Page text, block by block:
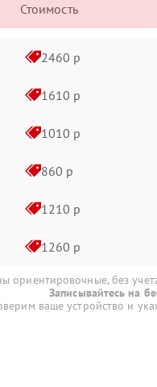
Стоимость
2460 р
1610 р
1010 р
860 р
1210 р
1260 р
ориентировочные, без
Записывайтесь на
ваше устройство и